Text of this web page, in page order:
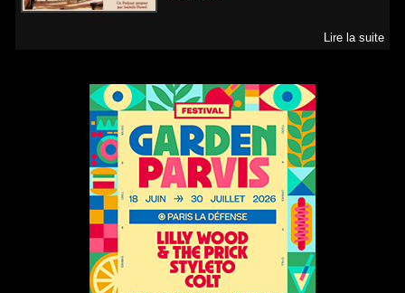
Lire la suite